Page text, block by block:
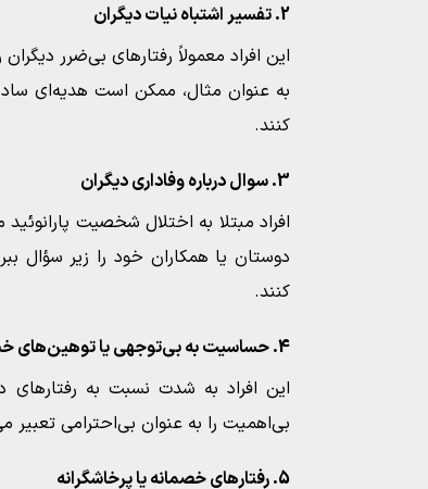
2. تفسیر اشتباه نیات دیگران
این افراد معمولاً رفتارهای بی‌ضرر
به عنوان مثال، ممکن است هدیه‌ای
کنند.
3. سوال درباره وفاداری دیگران
افراد مبتلا به اختلال شخصیت
دوستان یا همکاران خود را زیر سؤال
کنند.
4. حساسیت به بی‌توجهی یا توهین‌های خیالی
این افراد به شدت نسبت به
بی‌اهمیت را به عنوان بی‌احترامی تعبیر
5. رفتارهای خصمانه یا پرخاشگرانه